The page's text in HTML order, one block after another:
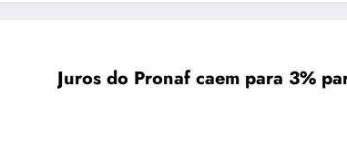
Juros do Pronaf caem para 3%